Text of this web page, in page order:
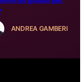
ANDREA GAMBERI